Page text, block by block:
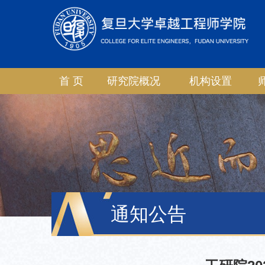
首 页 研究院概况 机构设置
通知公告